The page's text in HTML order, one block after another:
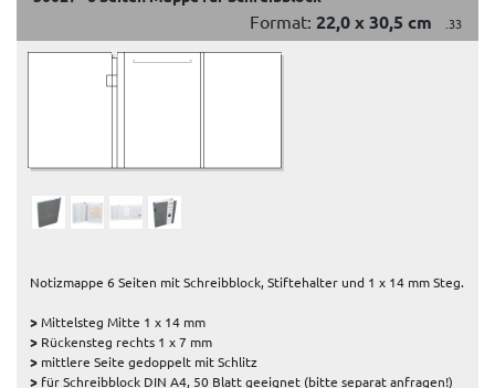
Format: 22,0 x 30,5 cm .33
Notizmappe 6 Seiten mit Schreibblock, Stiftehalter und 1 x 14 mm Steg.
>Mittelsteg Mitte 1 x 14 mm
> Rückensteg rechts 1 x 7 mm
> mittlere Seite gedoppelt mit Schlitz
> für Schreibblock DIN A4, 50 Blatt geeignet (bitte separat anfragen!)